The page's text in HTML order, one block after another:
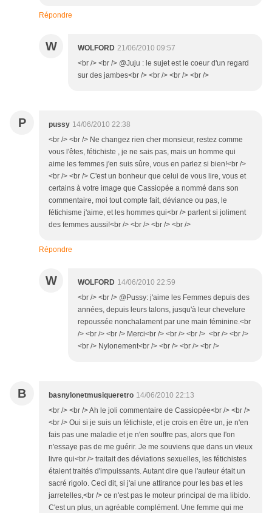
Répondre
W WOLFORD 21/06/2010 09:57
<br /> <br /> @Juju : le sujet est le coeur d'un regard
sur des jambes<br /> <br /> <br /> <br />
P pussy 14/06/2010 22:38
<br /> <br /> Ne changez rien cher monsieur, restez comme
vous l'êtes, fétichiste , je ne sais pas, mais un homme qui
aime les femmes j'en suis sûre, vous en parlez si bien!<br />
<br /> <br /> C'est un bonheur que celui de vous lire, vous et
certains à votre image que Cassiopée a nommé dans son
commentaire, moi tout compte fait, déviance ou pas, le
fétichisme j'aime, et les hommes qui<br /> parlent si joliment
des femmes aussi!<br /> <br /> <br /> <br />
Répondre
W WOLFORD 14/06/2010 22:59
<br /> <br /> @Pussy: j'aime les Femmes depuis des
années, depuis leurs talons, jusqu'à leur chevelure
repoussée nonchalament par une main féminine.<br
/> <br /> <br /> Merci<br /> <br /> <br /> <br /> <br />
<br /> Nylonement<br /> <br /> <br /> <br />
B basnylonetmusiqueretro 14/06/2010 22:13
<br /> <br /> Ah le joli commentaire de Cassiopée<br /> <br />
<br /> Oui si je suis un fétichiste, et je crois en être un, je n'en
fais pas une maladie et je n'en souffre pas, alors que l'on
n'essaye pas de me guérir. Je me souviens que dans un vieux
livre qui<br /> traitait des déviations sexuelles, les fétichistes
étaient traités d'impuissants. Autant dire que l'auteur était un
sacré rigolo. Ceci dit, si j'ai une attirance pour les bas et les
jarretelles,<br /> ce n'est pas le moteur principal de ma libido.
C'est un plus, un agréable complément. Une femme qui me